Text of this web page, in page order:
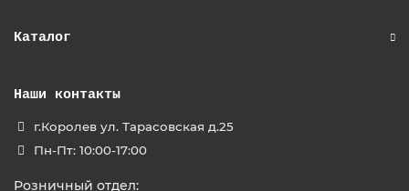
Каталог
Наши контакты
г.Королев ул. Тарасовская д.25
Пн-Пт: 10:00-17:00
Розничный отдел: